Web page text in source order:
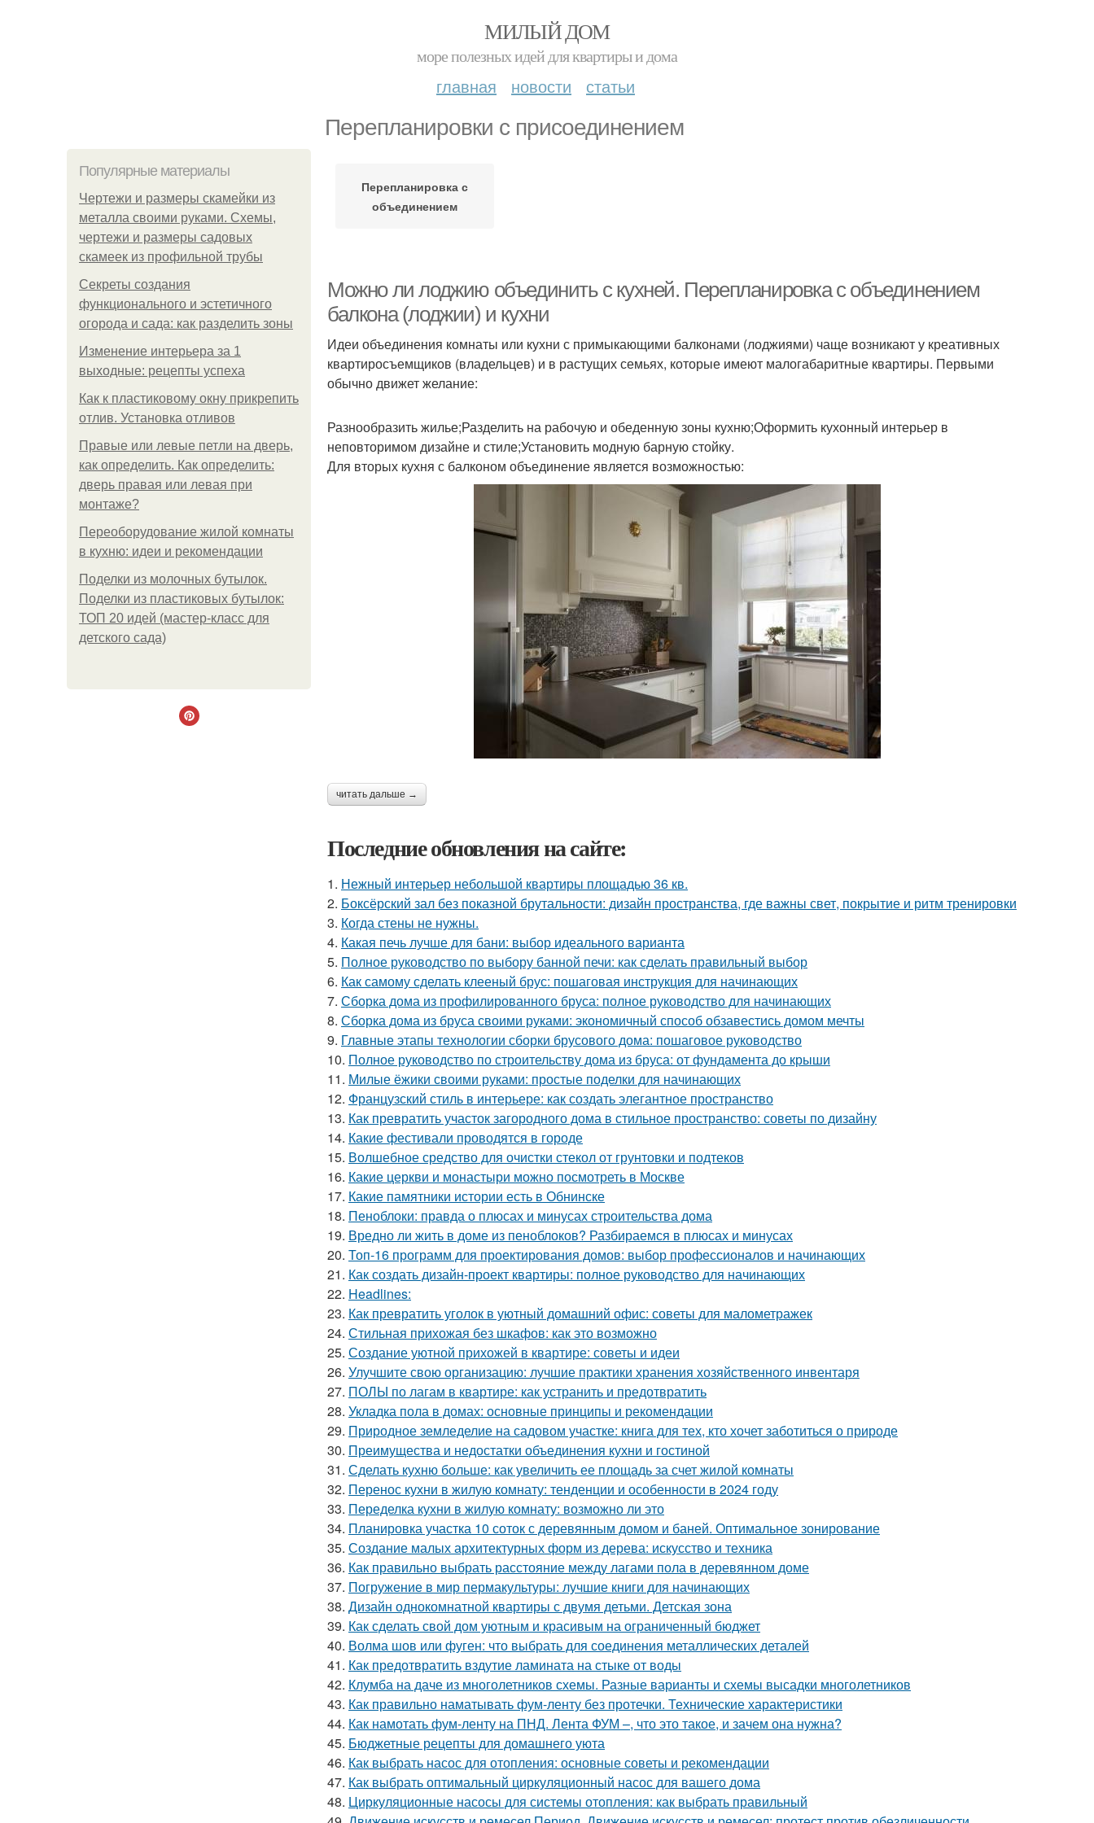
МИЛЫЙ ДОМ
море полезных идей для квартиры и дома
главная новости статьи
Перепланировки с присоединением
Популярные материалы
Чертежи и размеры скамейки из
металла своими руками. Схемы,
чертежи и размеры садовых
скамеек из профильной трубы
Секреты создания
функционального и эстетичного
огорода и сада: как разделить зоны
Изменение интерьера за 1
выходные: рецепты успеха
Как к пластиковому окну прикрепить
отлив. Установка отливов
Правые или левые петли на дверь,
как определить. Как определить:
дверь правая или левая при
монтаже?
Переоборудование жилой комнаты
в кухню: идеи и рекомендации
Поделки из молочных бутылок.
Поделки из пластиковых бутылок:
ТОП 20 идей (мастер-класс для
детского сада)
Перепланировка с
объединением
Можно ли лоджию объединить с кухней. Перепланировка с объединением
балкона (лоджии) и кухни
Идеи объединения комнаты или кухни с примыкающими балконами (лоджиями) чаще возникают у креативных
квартиросъемщиков (владельцев) и в растущих семьях, которые имеют малогабаритные квартиры. Первыми
обычно движет желание:
Разнообразить жилье;Разделить на рабочую и обеденную зоны кухню;Оформить кухонный интерьер в
неповторимом дизайне и стиле;Установить модную барную стойку.
Для вторых кухня с балконом объединение является возможностью:
читать дальше →
Последние обновления на сайте:
1. Нежный интерьер небольшой квартиры площадью 36 кв.
2. Боксёрский зал без показной брутальности: дизайн пространства, где важны свет, покрытие и ритм тренировки
3. Когда стены не нужны.
4. Какая печь лучше для бани: выбор идеального варианта
5. Полное руководство по выбору банной печи: как сделать правильный выбор
6. Как самому сделать клееный брус: пошаговая инструкция для начинающих
7. Сборка дома из профилированного бруса: полное руководство для начинающих
8. Сборка дома из бруса своими руками: экономичный способ обзавестись домом мечты
9. Главные этапы технологии сборки брусового дома: пошаговое руководство
10. Полное руководство по строительству дома из бруса: от фундамента до крыши
11. Милые ёжики своими руками: простые поделки для начинающих
12. Французский стиль в интерьере: как создать элегантное пространство
13. Как превратить участок загородного дома в стильное пространство: советы по дизайну
14. Какие фестивали проводятся в городе
15. Волшебное средство для очистки стекол от грунтовки и подтеков
16. Какие церкви и монастыри можно посмотреть в Москве
17. Какие памятники истории есть в Обнинске
18. Пеноблоки: правда о плюсах и минусах строительства дома
19. Вредно ли жить в доме из пеноблоков? Разбираемся в плюсах и минусах
20. Топ-16 программ для проектирования домов: выбор профессионалов и начинающих
21. Как создать дизайн-проект квартиры: полное руководство для начинающих
22. Headlines:
23. Как превратить уголок в уютный домашний офис: советы для малометражек
24. Стильная прихожая без шкафов: как это возможно
25. Создание уютной прихожей в квартире: советы и идеи
26. Улучшите свою организацию: лучшие практики хранения хозяйственного инвентаря
27. ПОЛЫ по лагам в квартире: как устранить и предотвратить
28. Укладка пола в домах: основные принципы и рекомендации
29. Природное земледелие на садовом участке: книга для тех, кто хочет заботиться о природе
30. Преимущества и недостатки объединения кухни и гостиной
31. Сделать кухню больше: как увеличить ее площадь за счет жилой комнаты
32. Перенос кухни в жилую комнату: тенденции и особенности в 2024 году
33. Переделка кухни в жилую комнату: возможно ли это
34. Планировка участка 10 соток с деревянным домом и баней. Оптимальное зонирование
35. Создание малых архитектурных форм из дерева: искусство и техника
36. Как правильно выбрать расстояние между лагами пола в деревянном доме
37. Погружение в мир пермакультуры: лучшие книги для начинающих
38. Дизайн однокомнатной квартиры с двумя детьми. Детская зона
39. Как сделать свой дом уютным и красивым на ограниченный бюджет
40. Волма шов или фуген: что выбрать для соединения металлических деталей
41. Как предотвратить вздутие ламината на стыке от воды
42. Клумба на даче из многолетников схемы. Разные варианты и схемы высадки многолетников
43. Как правильно наматывать фум-ленту без протечки. Технические характеристики
44. Как намотать фум-ленту на ПНД. Лента ФУМ –, что это такое, и зачем она нужна?
45. Бюджетные рецепты для домашнего уюта
46. Как выбрать насос для отопления: основные советы и рекомендации
47. Как выбрать оптимальный циркуляционный насос для вашего дома
48. Циркуляционные насосы для системы отопления: как выбрать правильный